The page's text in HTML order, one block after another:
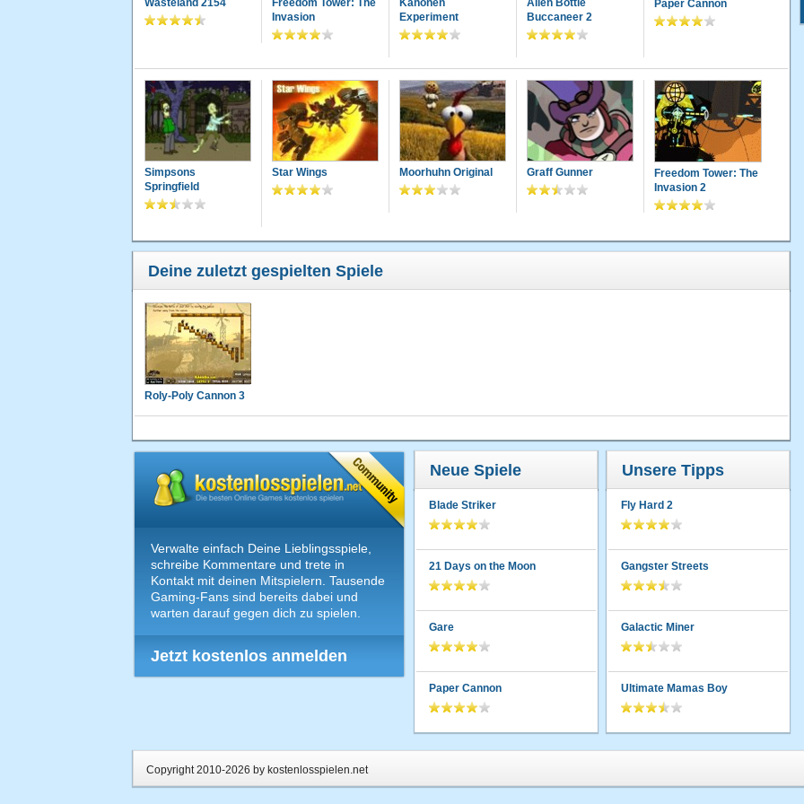
Wasteland 2154
Freedom Tower: The
Invasion
Kanonen
Experiment
Alien Bottle
Buccaneer 2
Paper Cannon
Simpsons
Springfield
Star Wings Moorhuhn Original Graff Gunner
Freedom Tower: The
Invasion 2
Deine zuletzt gespielten Spiele
Roly-Poly Cannon 3
Verwalte einfach Deine Lieblingsspiele,
schreibe Kommentare und trete in
Kontakt mit deinen Mitspielern. Tausende
Gaming-Fans sind bereits dabei und
warten darauf gegen dich zu spielen.
Jetzt kostenlos anmelden
Neue Spiele
Blade Striker
21 Days on the Moon
Gare
Paper Cannon
Unsere Tipps
Fly Hard 2
Gangster Streets
Galactic Miner
Ultimate Mamas Boy
Copyright 2010-2026 by kostenlosspielen.net